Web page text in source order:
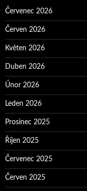
Červenec 2026
Červen 2026
Květen 2026
Duben 2026
Únor 2026
Leden 2026
Prosinec 2025
Říjen 2025
Červenec 2025
Červen 2025